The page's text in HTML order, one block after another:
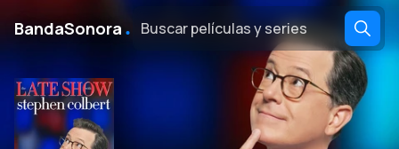
BandaSonora ․